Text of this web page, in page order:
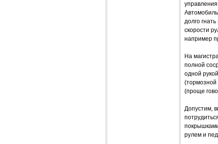
долго
скорости
например
На
полной
одной
(тормозной
(проще
Допустим,
рулем и